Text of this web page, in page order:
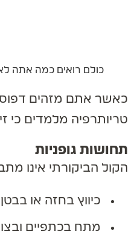
כולם רואים כמה אתה לא
כאשר אתם מזהים דפוסי
טריותרפיה מלמדים כי
תחושות גופניות
הקול הביקורתי אינו
כיווץ בחזה או בבטן
מתח בכתפיים